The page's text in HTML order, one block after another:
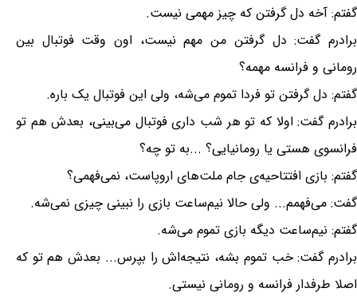
گفتم: آخه دل گرفتن که چیز مهمی نیست.
برادرم گفت: دل گرفتن من مهم نیست، اون وقت فوتبال بین
رومانی و فرانسه مهمه؟
گفتم: دل گرفتن تو فردا تموم می‌شه، ولی این فوتبال یک باره.
برادرم گفت: اولا که تو هر شب داری فوتبال می‌بینی، بعدش هم تو
فرانسوی هستی یا رومانیایی؟ ...به تو چه؟
گفتم: بازی افتتاحیه‌ی جام ملت‌های اروپاست، نمی‌فهمی؟
گفت: می‌فهمم... ولی حالا نیم‌ساعت بازی را نبینی چیزی نمی‌شه.
گفتم: نیم‌ساعت دیگه بازی تموم می‌شه.
برادرم گفت: خب تموم بشه، نتیجه‌اش را بپرس... بعدش هم تو که
اصلا طرفدار فرانسه و رومانی نیستی.